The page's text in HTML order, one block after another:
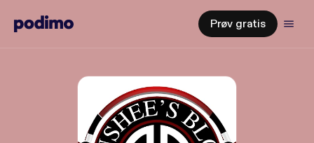
Prøv gratis